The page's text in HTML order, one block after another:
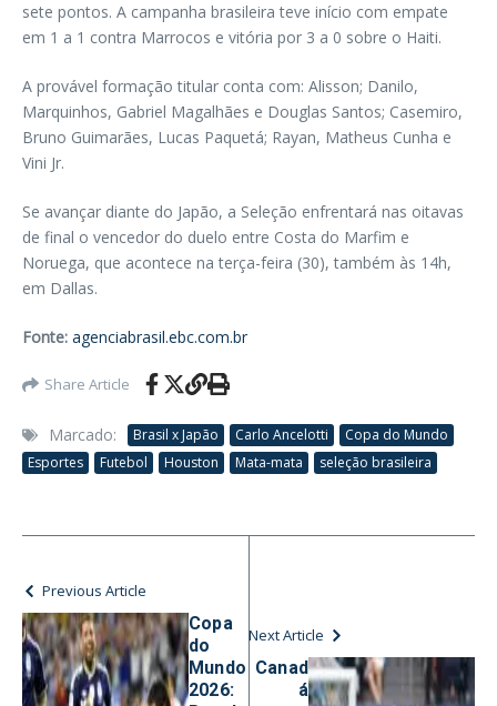
sete pontos. A campanha brasileira teve início com empate
em 1 a 1 contra Marrocos e vitória por 3 a 0 sobre o Haiti.
A provável formação titular conta com: Alisson; Danilo,
Marquinhos, Gabriel Magalhães e Douglas Santos; Casemiro,
Bruno Guimarães, Lucas Paquetá; Rayan, Matheus Cunha e
Vini Jr.
Se avançar diante do Japão, a Seleção enfrentará nas oitavas
de final o vencedor do duelo entre Costa do Marfim e
Noruega, que acontece na terça-feira (30), também às 14h,
em Dallas.
Fonte: agenciabrasil.ebc.com.br
Share Article
Marcado: Brasil x Japão Carlo Ancelotti
Copa do Mundo
Esportes
Futebol Houston Mata-mata seleção brasileira
Previous Article
Copa
do
Mundo
2026:
Next Article
Canad
á